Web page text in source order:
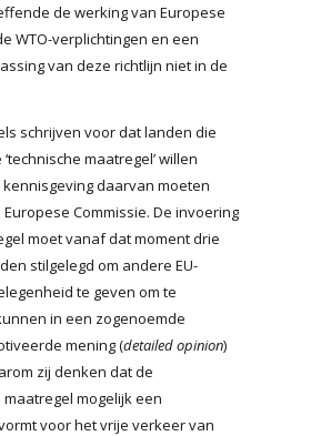
de werking van Europese
WTO-verplichtingen en een
van deze richtlijn niet in de
schrijven voor dat landen die
maatregel’ willen
daarvan moeten
Commissie. De invoering
moet vanaf dat moment drie
stilgelegd om andere EU-
te geven om te
in een zogenoemde
mening (detailed opinion)
zij denken dat de
mogelijk een
voor het vrije verkeer van